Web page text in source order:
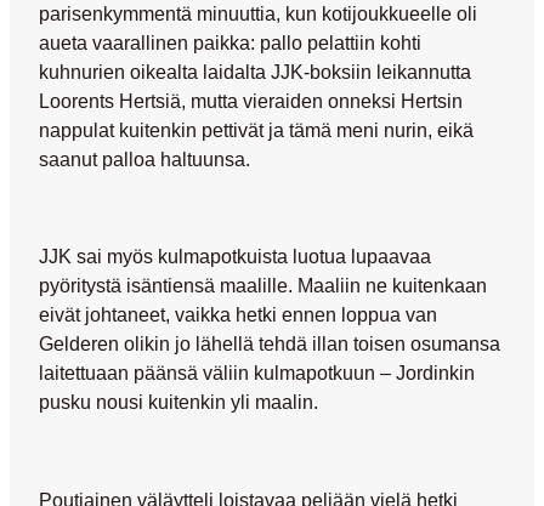
parisenkymmentä minuuttia, kun kotijoukkueelle oli
aueta vaarallinen paikka: pallo pelattiin kohti
kuhnurien oikealta laidalta JJK-boksiin leikannutta
Loorents Hertsiä, mutta vieraiden onneksi Hertsin
nappulat kuitenkin pettivät ja tämä meni nurin, eikä
saanut palloa haltuunsa.
JJK sai myös kulmapotkuista luotua lupaavaa
pyöritystä isäntiensä maalille. Maaliin ne kuitenkaan
eivät johtaneet, vaikka hetki ennen loppua van
Gelderen olikin jo lähellä tehdä illan toisen osumansa
laitettuaan päänsä väliin kulmapotkuun – Jordinkin
pusku nousi kuitenkin yli maalin.
Poutiainen väläytteli loistavaa peliään vielä hetki